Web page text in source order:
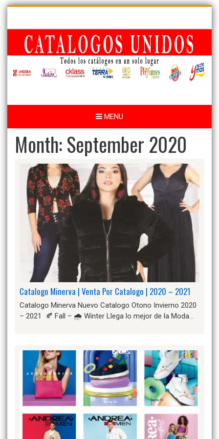
Skip
content
MENU
Month:September 2020
Catalogo Minerva | Venta Por Catalogo | 2020 – 2021
Catalogo Minerva Nuevo Catalogo Otono Invierno 2020
– 2021 🍂 Fall – 🌧️ Winter Llega lo mejor de la Moda…